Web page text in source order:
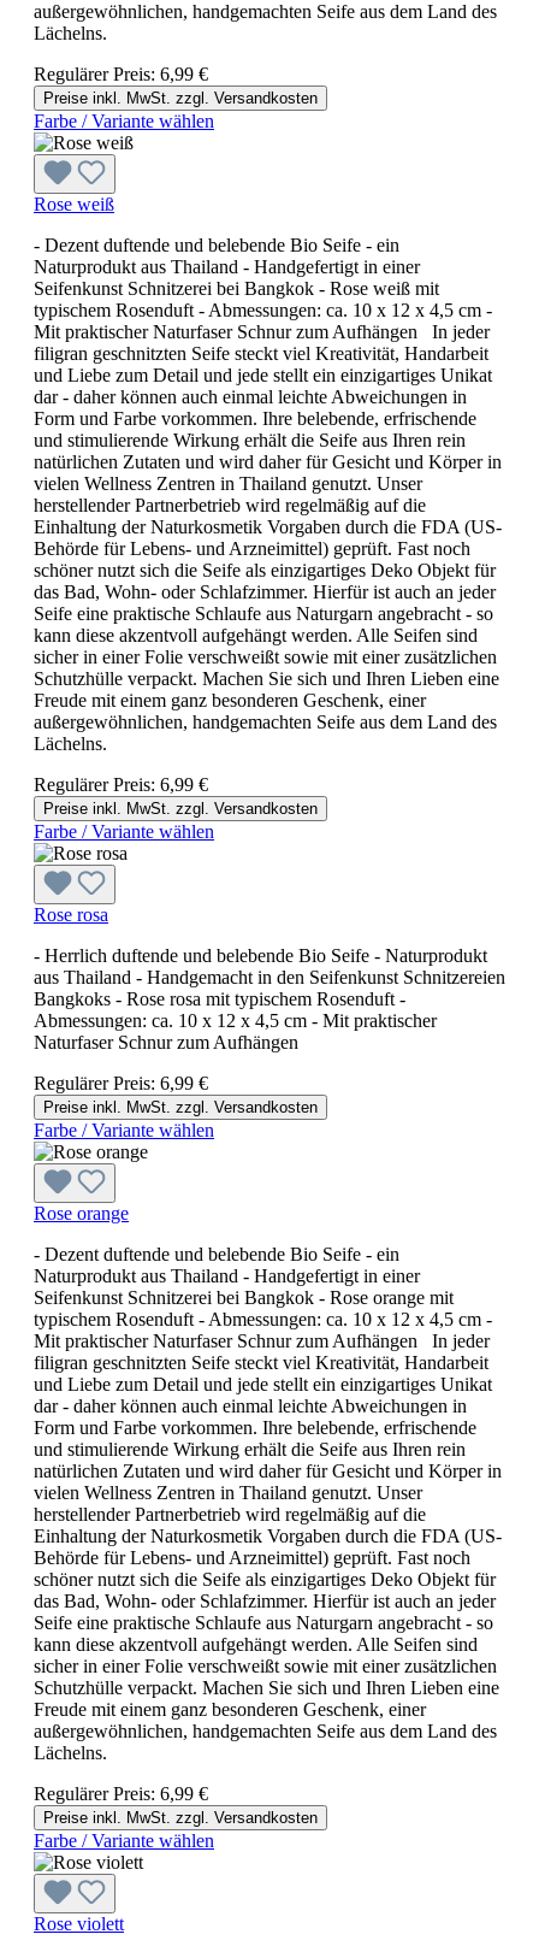
außergewöhnlichen, handgemachten Seife aus dem Land des
Lächelns.
Regulärer Preis: 6,99 €
Preise inkl. MwSt. zzgl. Versandkosten
Farbe / Variante wählen
Rose weiß
- Dezent duftende und belebende Bio Seife - ein
Naturprodukt aus Thailand - Handgefertigt in einer
Seifenkunst Schnitzerei bei Bangkok - Rose weiß mit
typischem Rosenduft - Abmessungen: ca. 10 x 12 x 4,5 cm -
Mit praktischer Naturfaser Schnur zum Aufhängen In jeder
filigran geschnitzten Seife steckt viel Kreativität, Handarbeit
und Liebe zum Detail und jede stellt ein einzigartiges Unikat
dar - daher können auch einmal leichte Abweichungen in
Form und Farbe vorkommen. Ihre belebende, erfrischende
und stimulierende Wirkung erhält die Seife aus Ihren rein
natürlichen Zutaten und wird daher für Gesicht und Körper in
vielen Wellness Zentren in Thailand genutzt. Unser
herstellender Partnerbetrieb wird regelmäßig auf die
Einhaltung der Naturkosmetik Vorgaben durch die FDA (US-
Behörde für Lebens- und Arzneimittel) geprüft. Fast noch
schöner nutzt sich die Seife als einzigartiges Deko Objekt für
das Bad, Wohn- oder Schlafzimmer. Hierfür ist auch an jeder
Seife eine praktische Schlaufe aus Naturgarn angebracht - so
kann diese akzentvoll aufgehängt werden. Alle Seifen sind
sicher in einer Folie verschweißt sowie mit einer zusätzlichen
Schutzhülle verpackt. Machen Sie sich und Ihren Lieben eine
Freude mit einem ganz besonderen Geschenk, einer
außergewöhnlichen, handgemachten Seife aus dem Land des
Lächelns.
Regulärer Preis: 6,99 €
Preise inkl. MwSt. zzgl. Versandkosten
Farbe / Variante wählen
Rose rosa
- Herrlich duftende und belebende Bio Seife - Naturprodukt
aus Thailand - Handgemacht in den Seifenkunst Schnitzereien
Bangkoks - Rose rosa mit typischem Rosenduft -
Abmessungen: ca. 10 x 12 x 4,5 cm - Mit praktischer
Naturfaser Schnur zum Aufhängen
Regulärer Preis: 6,99 €
Preise inkl. MwSt. zzgl. Versandkosten
Farbe / Variante wählen
Rose orange
- Dezent duftende und belebende Bio Seife - ein
Naturprodukt aus Thailand - Handgefertigt in einer
Seifenkunst Schnitzerei bei Bangkok - Rose orange mit
typischem Rosenduft - Abmessungen: ca. 10 x 12 x 4,5 cm -
Mit praktischer Naturfaser Schnur zum Aufhängen In jeder
filigran geschnitzten Seife steckt viel Kreativität, Handarbeit
und Liebe zum Detail und jede stellt ein einzigartiges Unikat
dar - daher können auch einmal leichte Abweichungen in
Form und Farbe vorkommen. Ihre belebende, erfrischende
und stimulierende Wirkung erhält die Seife aus Ihren rein
natürlichen Zutaten und wird daher für Gesicht und Körper in
vielen Wellness Zentren in Thailand genutzt. Unser
herstellender Partnerbetrieb wird regelmäßig auf die
Einhaltung der Naturkosmetik Vorgaben durch die FDA (US-
Behörde für Lebens- und Arzneimittel) geprüft. Fast noch
schöner nutzt sich die Seife als einzigartiges Deko Objekt für
das Bad, Wohn- oder Schlafzimmer. Hierfür ist auch an jeder
Seife eine praktische Schlaufe aus Naturgarn angebracht - so
kann diese akzentvoll aufgehängt werden. Alle Seifen sind
sicher in einer Folie verschweißt sowie mit einer zusätzlichen
Schutzhülle verpackt. Machen Sie sich und Ihren Lieben eine
Freude mit einem ganz besonderen Geschenk, einer
außergewöhnlichen, handgemachten Seife aus dem Land des
Lächelns.
Regulärer Preis: 6,99 €
Preise inkl. MwSt. zzgl. Versandkosten
Farbe / Variante wählen
Rose violett